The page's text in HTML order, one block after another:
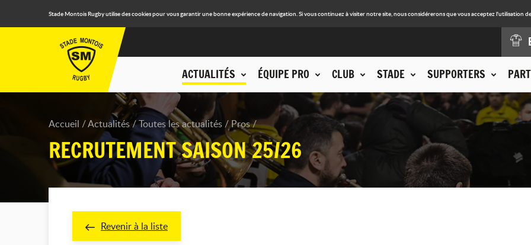
Stade Montois Rugby utilise des cookies pour vous garantir une bonne expérience de navigation. Si vous continuez à visiter notre site, nous considérerons que vous acceptez l'utilisation
ACTUALITÉS ÉQUIPE PRO CLUB STADE SUPPORTERS
Accueil Actualités Toutes les actualités Pros
RECRUTEMENT SAISON 25/26
Revenir à la liste